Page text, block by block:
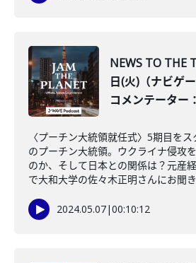
NEWS TO THE
日(火)（ナビゲ
コメンテーター
〈プーチン大統領就任式〉5期目を
のプーチン大統領。ウクライナ侵攻
のか、そして日本との関係は？元産
で大和大学の佐々木正明さんにお聞き
2024.05.07|00:10:12